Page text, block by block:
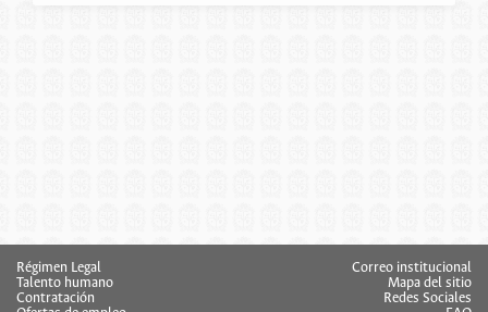
Régimen Legal
Talento humano
Contratación
Correo institucional
Mapa del sitio
Redes Sociales